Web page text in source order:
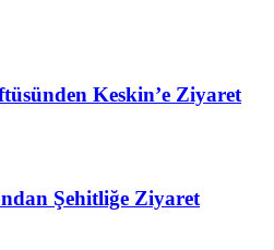
Keskin’e Ziyaret
Şehitliğe Ziyaret